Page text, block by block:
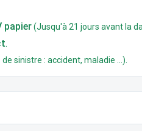
papier(Jusqu'à 21 jours avant la
.
de sinistre : accident, maladie ...).